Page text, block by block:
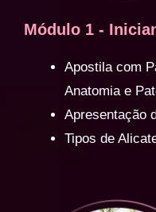
Módulo 1 -
Apostila com
Anatomia e
Apresentação
Tipos de